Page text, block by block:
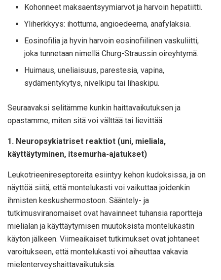
Kohonneet maksaentsyymiarvot ja harvoin hepatiitti.
Yliherkkyys: ihottuma, angioedeema, anafylaksia.
Eosinofilia ja hyvin harvoin eosinofiilinen vaskuliitti,
joka tunnetaan nimellä Churg-Straussin oireyhtymä.
Huimaus, uneliaisuus, parestesia, vapina,
sydämentykytys, nivelkipu tai lihaskipu.
Seuraavaksi selitämme kunkin haittavaikutuksen ja
opastamme, miten sitä voi välttää tai lievittää.
1. Neuropsykiatriset reaktiot (uni, mieliala,
käyttäytyminen, itsemurha-ajatukset)
Leukotrieenireseptoreita esiintyy kehon kudoksissa, ja on
näyttöä siitä, että montelukasti voi vaikuttaa joidenkin
ihmisten keskushermostoon. Sääntely- ja
tutkimusviranomaiset ovat havainneet tuhansia raportteja
mielialan ja käyttäytymisen muutoksista montelukastin
käytön jälkeen. Viimeaikaiset tutkimukset ovat johtaneet
varoitukseen, että montelukasti voi aiheuttaa vakavia
mielenterveyshaittavaikutuksia.